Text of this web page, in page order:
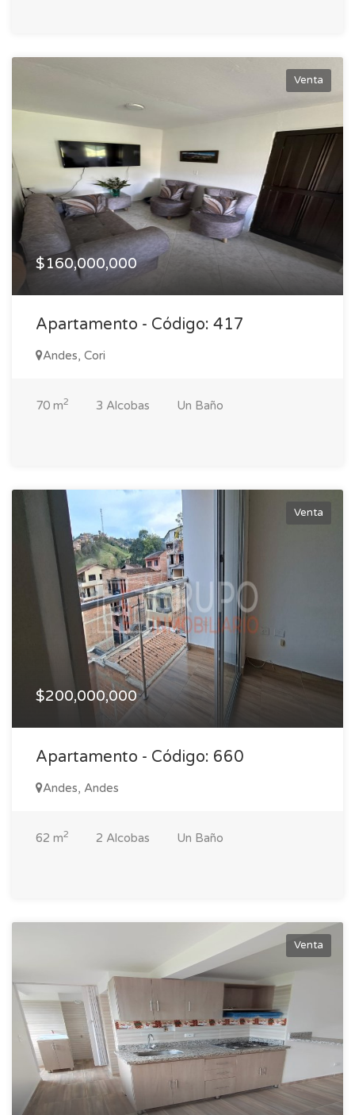
Venta
$160,000,000
Apartamento - Código: 417
Andes, Cori
70 m2 3 Alcobas Un Baño
Venta
$200,000,000
Apartamento - Código: 660
Andes, Andes
62 m2 2 Alcobas Un Baño
Venta